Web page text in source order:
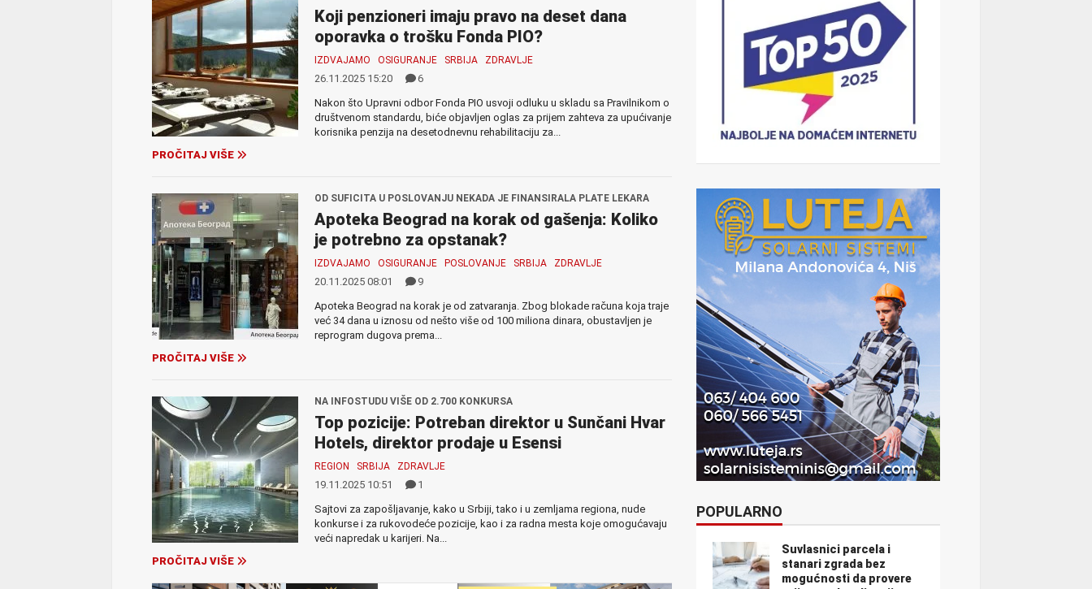
Koji penzioneri imaju pravo na deset dana
oporavka o trošku Fonda PIO?
IZDVAJAMO OSIGURANJE SRBIJA ZDRAVLJE
26.11.2025 15:20
6
Nakon što Upravni odbor Fonda PIO usvoji odluku u skladu sa Pravilnikom o
društvenom standardu, biće objavljen oglas za prijem zahteva za upućivanje
korisnika penzija na desetodnevnu rehabilitaciju za...
PROČITAJ VIŠE
OD SUFICITA U POSLOVANJU NEKADA JE FINANSIRALA PLATE LEKARA
Apoteka Beograd na korak od gašenja: Koliko
je potrebno za opstanak?
IZDVAJAMO OSIGURANJE POSLOVANJE SRBIJA ZDRAVLJE
20.11.2025 08:01
9
Apoteka Beograd na korak je od zatvaranja. Zbog blokade računa koja traje
već 34 dana u iznosu od nešto više od 100 miliona dinara, obustavljen je
reprogram dugova prema...
PROČITAJ VIŠE
NA INFOSTUDU VIŠE OD 2.700 KONKURSA
Top pozicije: Potreban direktor u Sunčani Hvar
Hotels, direktor prodaje u Esensi
REGION SRBIJA ZDRAVLJE
19.11.2025 10:51
1
Sajtovi za zapošljavanje, kako u Srbiji, tako i u zemljama regiona, nude
konkurse i za rukovodeće pozicije, kao i za radna mesta koje omogućavaju
veći napredak u karijeri. Na...
PROČITAJ VIŠE
POPULARNO
Suvlasnici parcela i
stanari zgrada bez
mogućnosti da provere